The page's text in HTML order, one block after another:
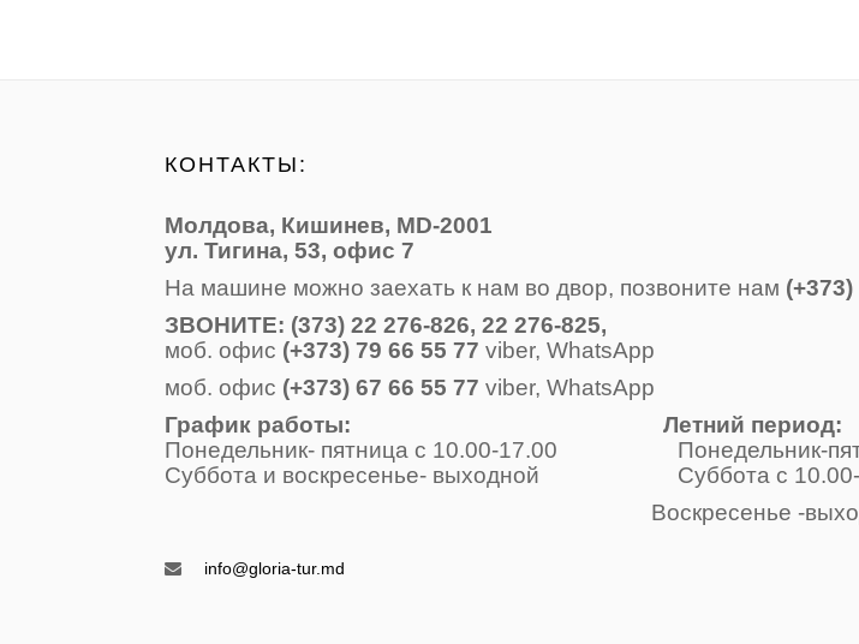
КОНТАКТЫ:
Молдова, Кишинев, MD-2001
ул. Тигина, 53, офис 7
На машине можно заехать к нам во двор, позвоните нам
ЗВОНИТE: (373) 22 276-826, 22 276-825,
моб. офис (+373) 79 66 55 77 viber, WhatsApp
моб. офис (+373) 67 66 55 77 viber, WhatsApp
График работы: Летний период:
Понедельник- пятница с 10.00-17.00 Понедельник-
Суббота и воскресенье- выходной Суббота с 10.00-
Воскресенье -
info@gloria-tur.md